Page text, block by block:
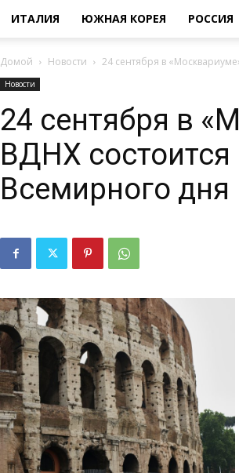
ИТАЛИЯ ЮЖНАЯ КОРЕЯ РОССИЯ
Домой Новости 24 сентября в
Новости
24 сентября в
ВДНХ состоится
Всемирного дня